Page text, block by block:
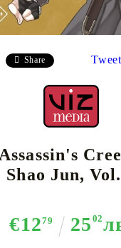
Share Tweet
Shao Jun,
€1279 25 02